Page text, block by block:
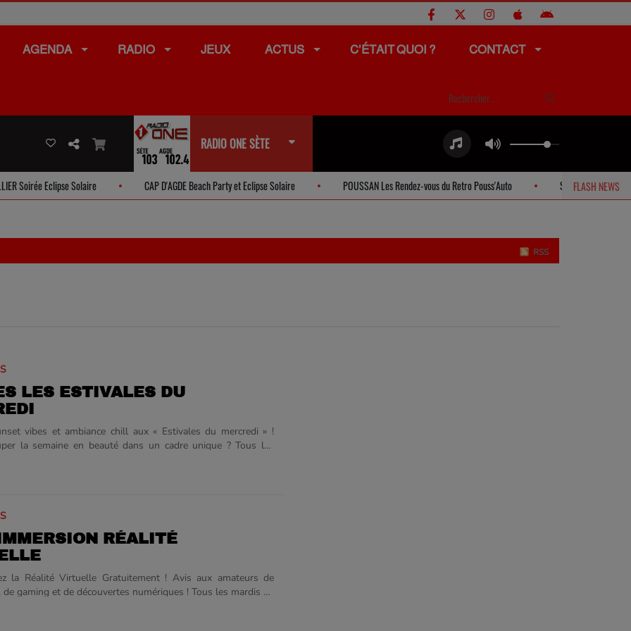
AGENDA RADIO JEUX ACTUS C'ÉTAIT QUOI ? CONTACT
RADIO ONE SÈTE
FLASH NEWS
Eclipse Solaire CAP D'AGDE Beach Party et Eclipse Solaire POUSSAN Les Rendez-vous du Retro Pouss'Auto SETE Offres spéciales
RSS
LES ESTIVALES DU
vibes et ambiance chill aux « Estivales du mercredi » !
la semaine en beauté dans un cadre unique ? Tous les
un moment de détente entre amis ou une sortie estivale en
idéale pour savourer la douceur de vivre......
RÉALITÉ
la Réalité Virtuelle Gratuitement ! Avis aux amateurs de
gaming et de découvertes numériques ! Tous les mardis de